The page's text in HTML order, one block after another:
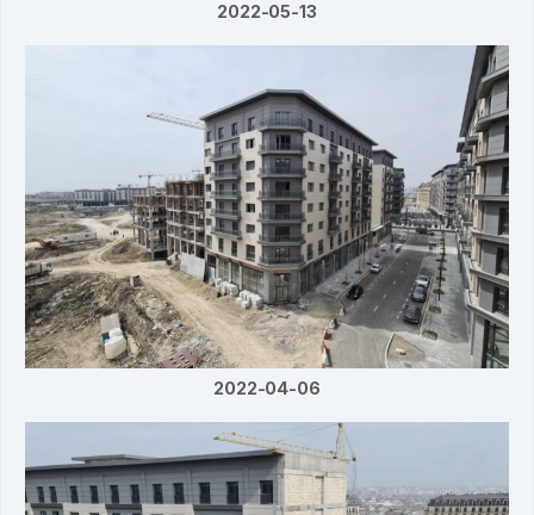
2022-05-13
2022-04-06